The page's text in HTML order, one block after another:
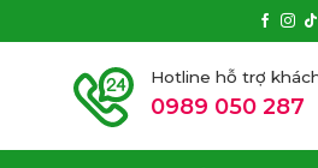
Hotline hỗ trợ
0989 050 287